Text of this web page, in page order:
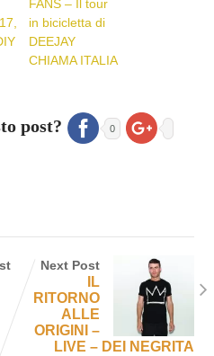
FANS – Il tour
in bicicletta di
DEEJAY
CHIAMA ITALIA
post? 0
Next Post
IL
RITORNO
ALLE
ORIGINI –
LIVE – DEI NEGRITA